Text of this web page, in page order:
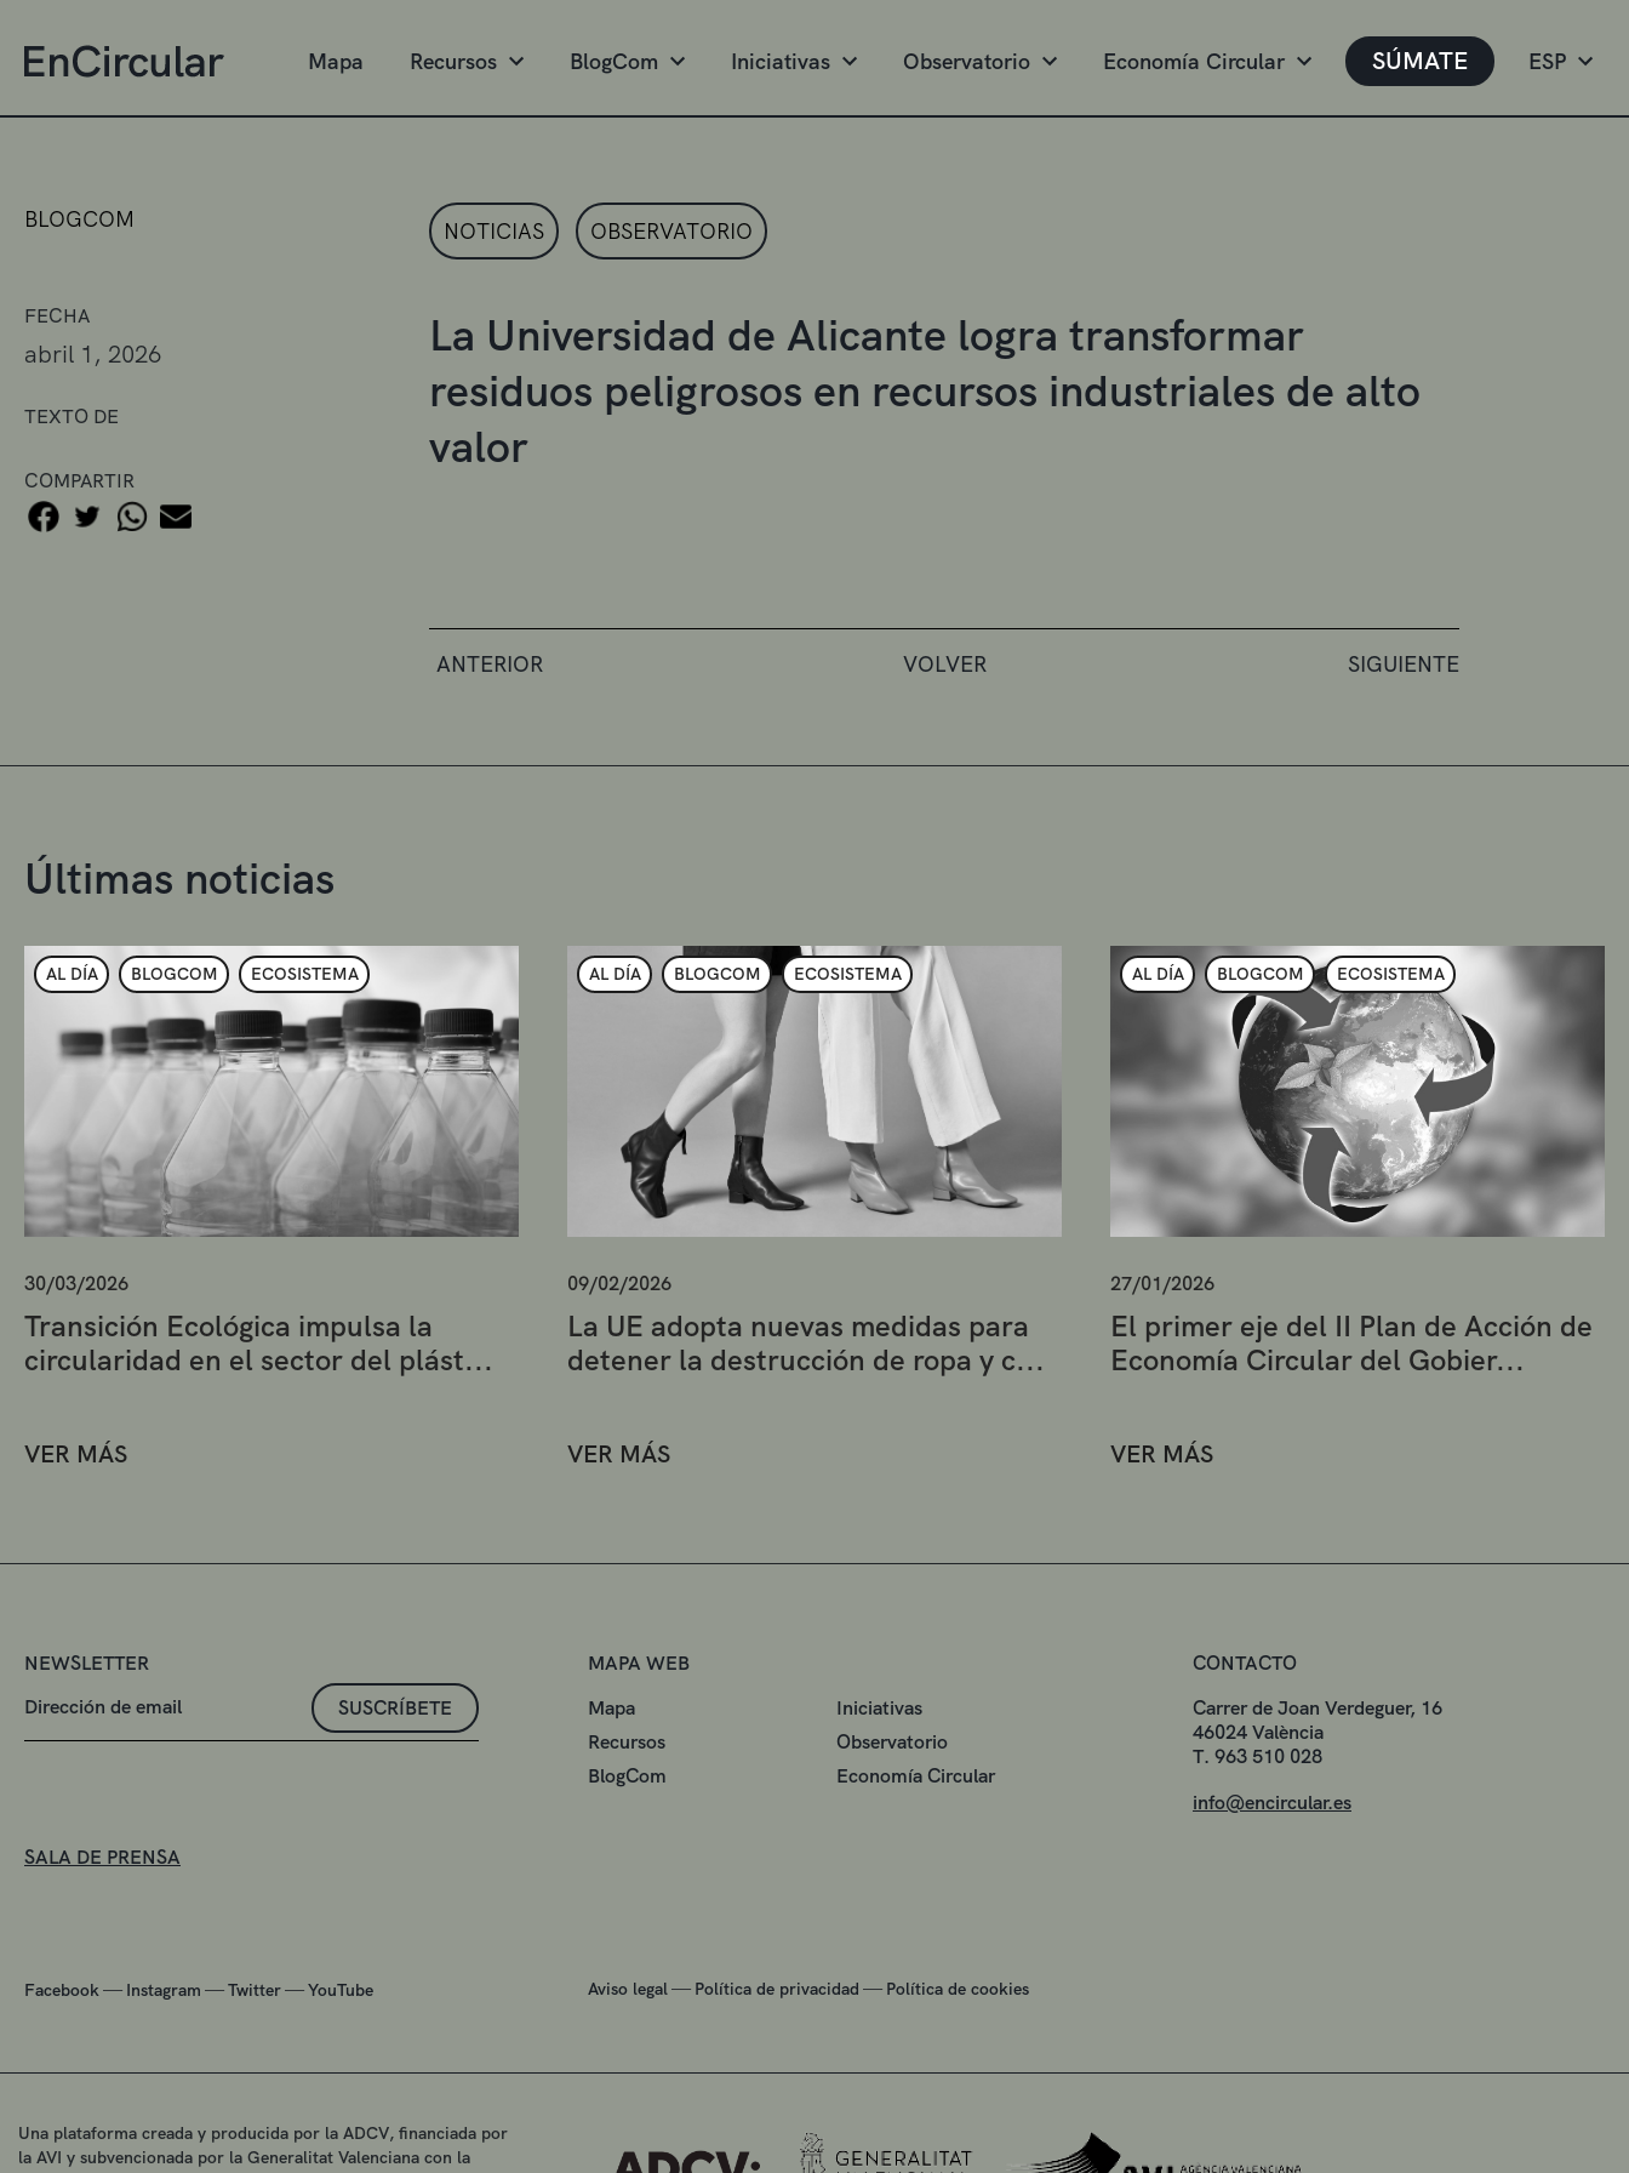
Mapa Recursos BlogCom Iniciativas Observatorio Economía Circular SÚMATE ESP
BLOGCOM
FECHA
abril 1, 2026
TEXTO DE
COMPARTIR
NOTICIAS OBSERVATORIO
La Universidad de Alicante logra transformar
residuos peligrosos en recursos industriales de alto
valor
ANTERIOR VOLVER SIGUIENTE
Últimas noticias
AL DÍA BLOGCOM ECOSISTEMA
30/03/2026
Transición Ecológica impulsa la
circularidad en el sector del plást...
VER MÁS
AL DÍA BLOGCOM ECOSISTEMA
09/02/2026
La UE adopta nuevas medidas para
detener la destrucción de ropa y c...
VER MÁS
AL DÍA BLOGCOM ECOSISTEMA
27/01/2026
El primer eje del II Plan de Acción de
Economía Circular del Gobier...
VER MÁS
NEWSLETTER
SUSCRÍBETE
SALA DE PRENSA
Facebook — Instagram —Twitter—YouTube
MAPA WEB
Mapa
Iniciativas
Recursos
Observatorio
BlogCom
Economía Circular
Aviso legal — Política de privacidad — Política de cookies
CONTACTO
Carrer de Joan Verdeguer, 16
46024 València
T. 963 510 028
info@encircular.es
Una plataforma creada y producida por la ADCV, financiada por
la AVI y subvencionada por la Generalitat Valenciana con la